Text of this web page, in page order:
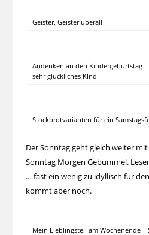
Geister, Geister überall
Andenken an den Kindergeburtstag
sehr glückliches KInd
Stockbrotvarianten für ein
Der Sonntag geht gleich weiter
Sonntag Morgen Gebummel.
… fast ein wenig zu idyllisch für
kommt aber noch.
Mein Lieblingsteil am Wochenende